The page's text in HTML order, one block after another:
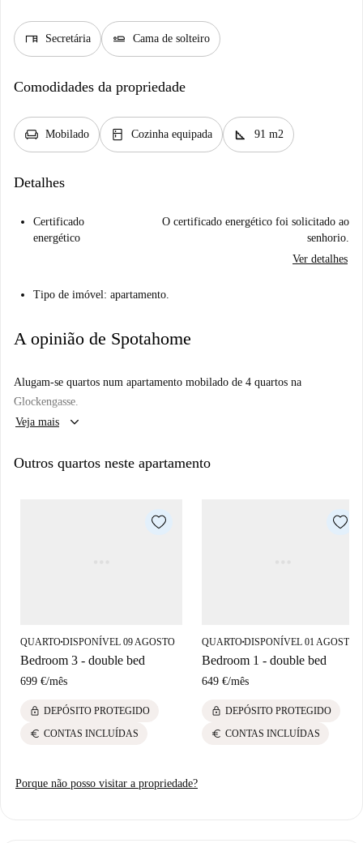
desk Secretária airline_seat_flat Cama de solteiro
Comodidades da propriedade
chair Mobilado kitchen Cozinha equipada square_foot 91 m2
Detalhes
Certificado
energético
O certificado energético foi solicitado ao
senhorio.
Ver detalhes
Tipo de imóvel: apartamento.
A opinião de Spotahome
Alugam-se quartos num apartamento mobilado de 4 quartos na
Glockengasse.
Veja mais
keyboard_arrow_down
Outros quartos neste apartamento
QUARTO■DISPONÍVEL 09 AGOSTO
Bedroom 3 - double bed
699 €/mês
lock DEPÓSITO PROTEGIDO
euro CONTAS INCLUÍDAS
QUARTO■DISPONÍVEL 01 AGOSTO
Bedroom 1 - double bed
649 €/mês
lock DEPÓSITO PROTEGIDO
euro CONTAS INCLUÍDAS
Porque não posso visitar a propriedade?